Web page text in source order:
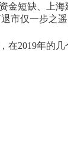
金短缺、上
市仅一步之遥
在2019年的